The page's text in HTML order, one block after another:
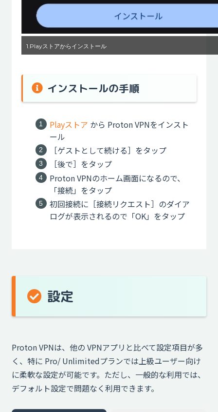
1.Playストアからインストール
インストールの手順
Playストア から Proton VPNをインスト
ール
［ゲストとして続ける］をタップ
［後で］をタップ
Proton VPNのホーム画面になるので、
「接続」をタップ
初回接続に［接続リクエスト］のダイア
ログが表示されるので「OK」をタップ
設定
Proton VPNは、他の VPNアプリと比べて設定項目が多
く、特に Pro/ Unlimitedプランでは上級ユーザー向け
に柔軟な設定が可能です。ただし、一般的な利用では、
デフォルト設定で問題なく利用できます。